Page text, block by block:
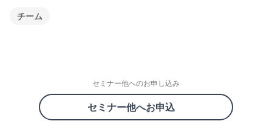
チーム
セミナー他へのお申し込み
セミナー他へお申込